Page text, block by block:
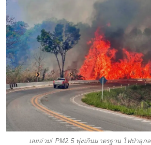
เลยอ่วม! PM2.5 พุ่งเกินมาตรฐาน ไฟป่าลุ